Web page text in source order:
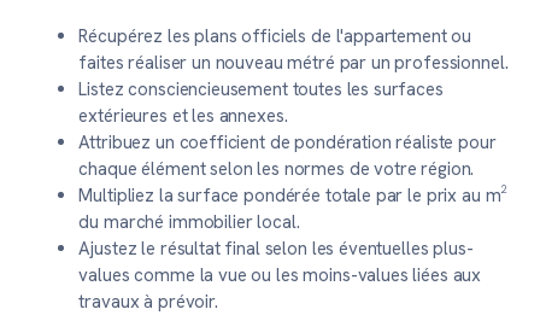
Récupérez les plans officiels de l'appartement ou
faites réaliser un nouveau métré par un professionnel.
Listez consciencieusement toutes les surfaces
extérieures et les annexes.
Attribuez un coefficient de pondération réaliste pour
chaque élément selon les normes de votre région.
Multipliez la surface pondérée totale par le prix au m²
du marché immobilier local.
Ajustez le résultat final selon les éventuelles plus-
values comme la vue ou les moins-values liées aux
travaux à prévoir.